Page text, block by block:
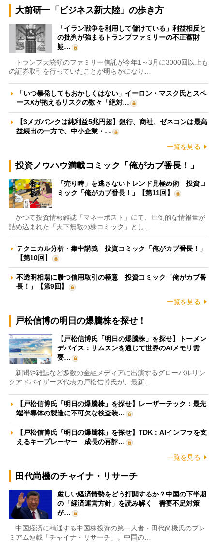
大前研一「ビジネス新大陸」の歩き方
「イラン戦争を利用して儲けている」利益相反と
の批判が強まるトランプファミリーの不正蓄財
疑…
トランプ大統領のファミリー信託が今年1～3月に3000回以上も
の証券取引を行っていたことが明らかになり…
「いつ暴発してもおかしくはない」イーロン・マスク氏とスペ
ースXが抱えるリスクの数々「絶対…
【3メガバンクは純利益5兆円超】銀行、商社、ゼネコンは最高
益続出の一方で、中小企業・…
一覧を見る
投資ノウハウ満載コミック「俺がカブ番長！」
「売り時」を逃さないトレンド見極め術 投資コ
ミック「俺がカブ番長！」【第11回】
かつて投資情報雑誌「マネーポスト」にて、圧倒的な情報量が
詰め込まれた「天下無敵の株コミック」とし…
テクニカル分析・集中講義 投資コミック「俺がカブ番長！」
【第10回】
不透明相場に勝つ信用取引の極意 投資コミック「俺がカブ番
長！」【第9回】
一覧を見る
戸松信博の明日の爆騰株を探せ！
【戸松信博氏「明日の爆騰株」を探せ】トーメン
デバイス：サムスンを通じて世界のAIメモリ需
要…
新聞や雑誌など多数の金融メディアに出演するグローバルリン
クアドバイザーズ代表の戸松信博氏が、最新…
【戸松信博氏「明日の爆騰株」を探せ】レーザーテック：最先
端半導体の製造に不可欠な検査装…
【戸松信博氏「明日の爆騰株」を探せ】TDK：AIインフラを支
えるキープレーヤー 成長の再評…
一覧を見る
田代尚機のチャイナ・リサーチ
厳しい経済情勢をどう打開するか？中国の下半期
の「経済運営方針」を読み解く 需要不足対策
が…
中国経済に精通する中国株投資の第一人者・田代尚機氏のプレ
ミアム連載「チャイナ・リサーチ」。中国の…